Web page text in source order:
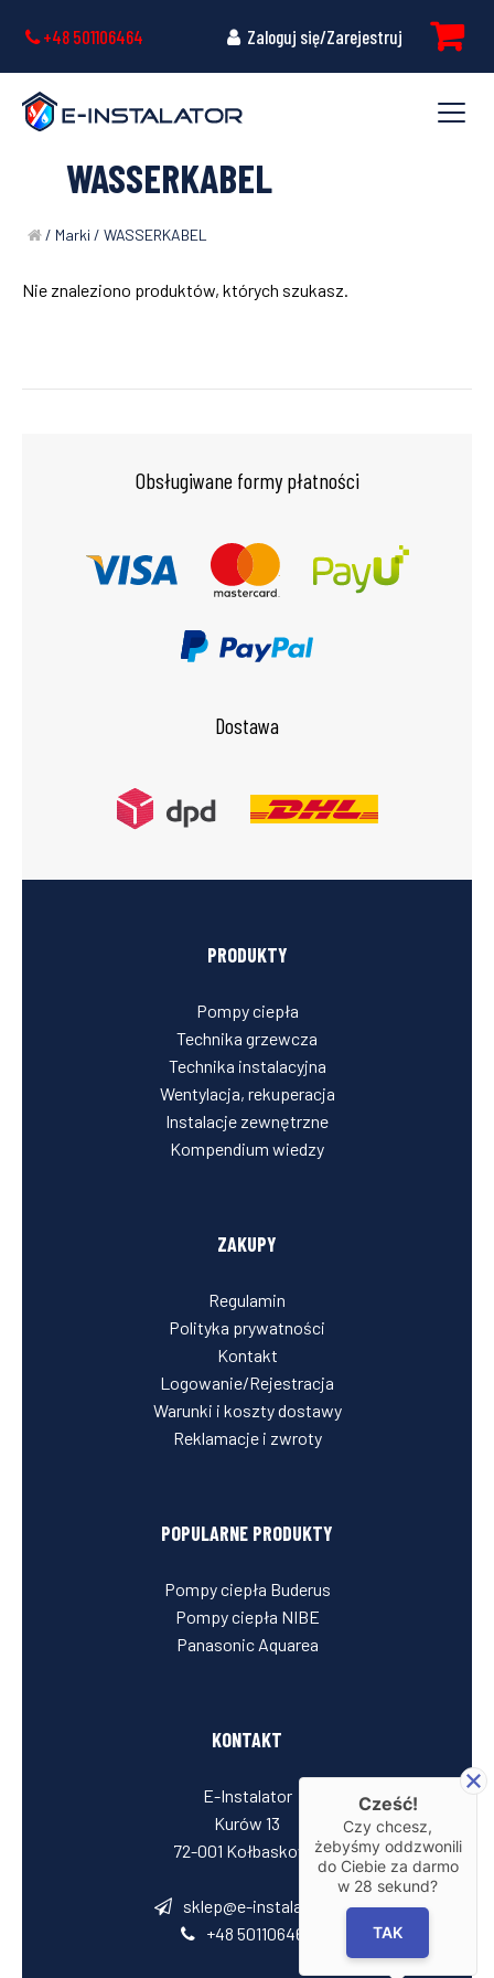
+48 501106464 Zaloguj się/Zarejestruj
WASSERKABEL
/ Marki / WASSERKABEL
Nie znaleziono produktów, których szukasz.
Obsługiwane formy płatności
Dostawa
PRODUKTY
Pompy ciepła
Technika grzewcza
Technika instalacyjna
Wentylacja, rekuperacja
Instalacje zewnętrzne
Kompendium wiedzy
ZAKUPY
Regulamin
Polityka prywatności
Kontakt
Logowanie/Rejestracja
Warunki i koszty dostawy
Reklamacje i zwroty
POPULARNE PRODUKTY
Pompy ciepła Buderus
Pompy ciepła NIBE
Panasonic Aquarea
KONTAKT
E-Instalator
Kurów 13
72-001 Kołbaskowo
sklep@e-instalator.pl
+48 501106464
Cześć!
Czy chcesz,
żebyśmy oddzwonili
do Ciebie za darmo
w 28 sekund?
TAK